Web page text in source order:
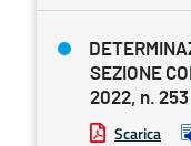
SEZIONE
2022, n. 253
Scarica